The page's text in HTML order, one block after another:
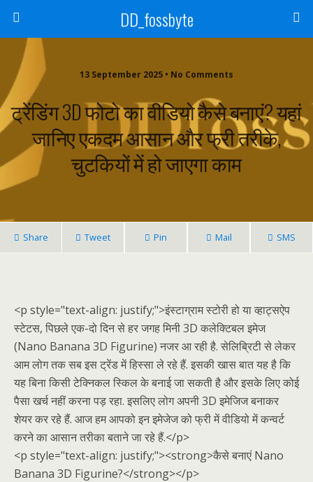
DD_fossbyte
13 September 2025 • No Comments
ट्रेंडिंग 3D फोटो का वीडियो कैसे बनाएं? यहां
जानिए एकदम आसान और फ्री तरीके,
चुटकियों में हो जाएगा काम
Share Tweet Pin Mail SMS
<p style="text-align: justify;">इंस्टाग्राम स्टोरी हो या व्हाट्सऐप
स्टेटस, पिछले एक-दो दिन से हर जगह मिनी 3D कलेक्टिबल इमेज
(Nano Banana 3D Figurine) नजर आ रही है. सेलिब्रिटी से लेकर
आम लोग तक सब इस ट्रेंड में हिस्सा ले रहे हैं. इसकी खास बात यह है कि
यह बिना किसी टेक्निकल स्किल के बनाई जा सकती है और इसके लिए कोई
पैसा खर्च नहीं करना पड़ रहा. इसलिए लोग अपनी 3D इमेजिज बनाकर
शेयर कर रहे हैं. आज हम आपको इन इमेजेज को फ्री में वीडियो में कन्वर्ट
करने का आसान तरीका बताने जा रहे हैं.</p>
<p style="text-align: justify;"><strong>कैसे बनाएं Nano
Banana 3D Figurine?</strong></p>